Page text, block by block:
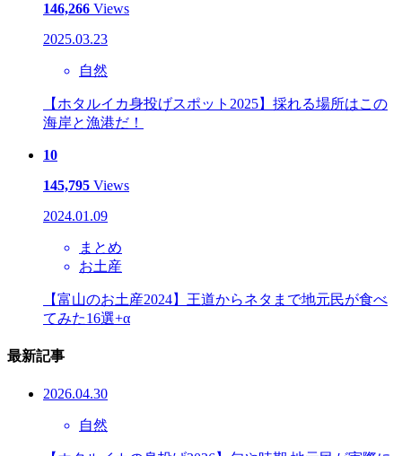
146,266 Views
2025.03.23
自然
【ホタルイカ身投げスポット2025】採れる場所はこの
海岸と漁港だ！
10
145,795 Views
2024.01.09
まとめ
お土産
【富山のお土産2024】王道からネタまで地元民が食べ
てみた16選+α
最新記事
2026.04.30
自然